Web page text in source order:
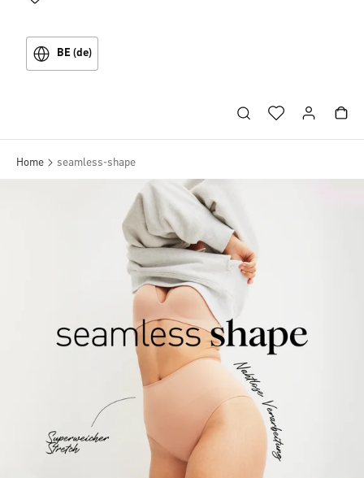
BE (de)
Home seamless-shape